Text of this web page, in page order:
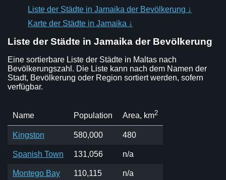
Liste der Städte in Jamaika der Bevölkerung ↓
Karte der Städte in Jamaika ↓
Liste der Städte in Jamaika der Bevölkerung
Eine sortierbare Liste der Städte in Maltas nach
Bevölkerungszahl. Die Liste kann nach dem Namen der
Stadt, Bevölkerung oder Region sortiert werden, sofern
verfügbar.
Name Population Area, km2
Kingston 580,000 480
Spanish Town 131,056 n/a
Montego Bay 110,115 n/a